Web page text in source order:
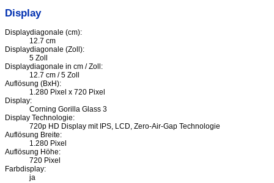
Display
Displaydiagonale (cm):
12.7 cm
Displaydiagonale (Zoll):
5 Zoll
Displaydiagonale in cm / Zoll:
12.7 cm / 5 Zoll
Auflösung (BxH):
1.280 Pixel x 720 Pixel
Display:
Corning Gorilla Glass 3
Display Technologie:
720p HD Display mit IPS, LCD, Zero-Air-Gap Technologie
Auflösung Breite:
1.280 Pixel
Auflösung Höhe:
720 Pixel
Farbdisplay:
ja